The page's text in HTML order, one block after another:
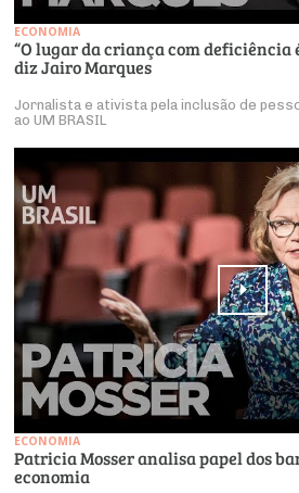
ECONOMIA
“O lugar da criança com deficiência
diz Jairo Marques
Jornalista e ativista pela inclusão de
ao UM BRASIL
ECONOMIA
Patricia Mosser analisa papel dos
economia